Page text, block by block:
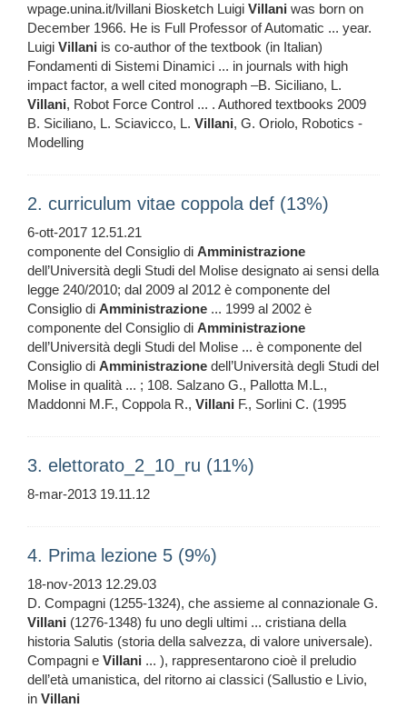
wpage.unina.it/lvillani Biosketch Luigi Villani was born on
December 1966. He is Full Professor of Automatic ... year.
Luigi Villani is co-author of the textbook (in Italian)
Fondamenti di Sistemi Dinamici ... in journals with high
impact factor, a well cited monograph –B. Siciliano, L.
Villani, Robot Force Control ... . Authored textbooks 2009
B. Siciliano, L. Sciavicco, L. Villani, G. Oriolo, Robotics -
Modelling
2. curriculum vitae coppola def (13%)
6-ott-2017 12.51.21
componente del Consiglio di Amministrazione
dell’Università degli Studi del Molise designato ai sensi della
legge 240/2010; dal 2009 al 2012 è componente del
Consiglio di Amministrazione ... 1999 al 2002 è
componente del Consiglio di Amministrazione
dell’Università degli Studi del Molise ... è componente del
Consiglio di Amministrazione dell’Università degli Studi del
Molise in qualità ... ; 108. Salzano G., Pallotta M.L.,
Maddonni M.F., Coppola R., Villani F., Sorlini C. (1995
3. elettorato_2_10_ru (11%)
8-mar-2013 19.11.12
4. Prima lezione 5 (9%)
18-nov-2013 12.29.03
D. Compagni (1255-1324), che assieme al connazionale G.
Villani (1276-1348) fu uno degli ultimi ... cristiana della
historia Salutis (storia della salvezza, di valore universale).
Compagni e Villani ... ), rappresentarono cioè il preludio
dell’età umanistica, del ritorno ai classici (Sallustio e Livio,
in Villani